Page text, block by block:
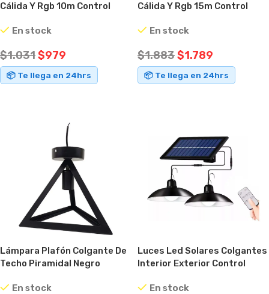
Cálida Y Rgb 10m Control
En stock
$1.031$979
📦 Te llega en 24hrs
Cálida Y Rgb 15m Control
En stock
$1.883$1.789
📦 Te llega en 24hrs
Lámpara Plafón Colgante De
Techo Piramidal Negro
En stock
Luces Led Solares Colgantes
Interior Exterior Control
En stock